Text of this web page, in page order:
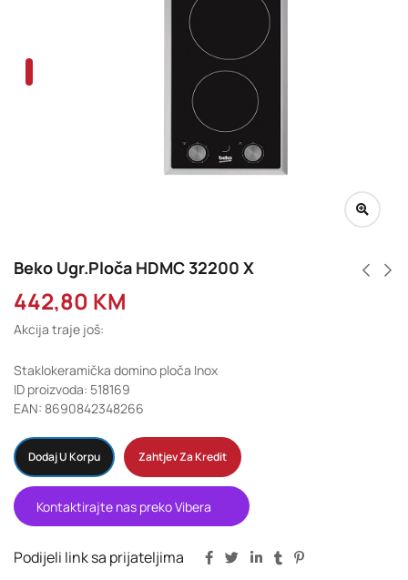
Beko Ugr.Ploča HDMC 32200 X
442,80 KM
Akcija traje još:
Staklokeramička domino ploča Inox
ID proizvoda: 518169
EAN: 8690842348266
Dodaj U Korpu Zahtjev Za Kredit
Kontaktirajte nas preko Vibera
Podijeli link sa prijateljima